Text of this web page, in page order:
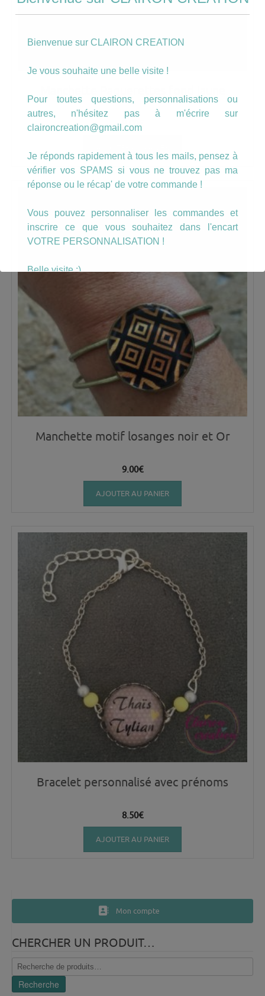
9.00€
Manchette motif losanges noir et Or
9.00€
AJOUTER AU PANIER
Bracelet personnalisé avec prénoms
8.50€
AJOUTER AU PANIER
Mon compte
CHERCHER UN PRODUIT…
Recherche
pour :
Recherche
Bienvenue sur CLAIRON CREATION
Je vous souhaite une belle visite !
Pour toutes questions, personnalisations ou
autres, n'hésitez pas à m'écrire sur
claironcreation@gmail.com
Je réponds rapidement à tous les mails, pensez à
vérifier vos SPAMS si vous ne trouvez pas ma
réponse ou le récap' de votre commande !
Vous pouvez personnaliser les commandes et
inscrire ce que vous souhaitez dans l'encart
VOTRE PERSONNALISATION !
Belle visite :)